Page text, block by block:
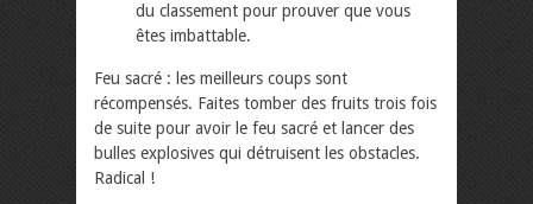
du classement pour prouver que vous
êtes imbattable.
Feu sacré : les meilleurs coups sont
récompensés. Faites tomber des fruits trois fois
de suite pour avoir le feu sacré et lancer des
bulles explosives qui détruisent les obstacles.
Radical !